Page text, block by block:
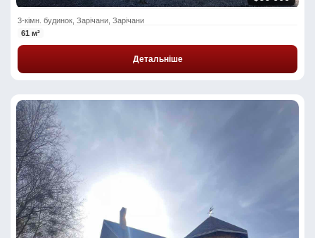
3-кімн. будинок, Зарічани, Зарічани
61 м²
Детальніше